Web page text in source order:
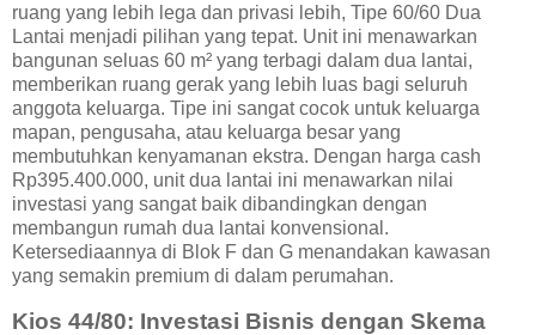
ruang yang lebih lega dan privasi lebih, Tipe 60/60 Dua
Lantai menjadi pilihan yang tepat. Unit ini menawarkan
bangunan seluas 60 m² yang terbagi dalam dua lantai,
memberikan ruang gerak yang lebih luas bagi seluruh
anggota keluarga. Tipe ini sangat cocok untuk keluarga
mapan, pengusaha, atau keluarga besar yang
membutuhkan kenyamanan ekstra. Dengan harga cash
Rp395.400.000, unit dua lantai ini menawarkan nilai
investasi yang sangat baik dibandingkan dengan
membangun rumah dua lantai konvensional.
Ketersediaannya di Blok F dan G menandakan kawasan
yang semakin premium di dalam perumahan.
Kios 44/80: Investasi Bisnis dengan Skema